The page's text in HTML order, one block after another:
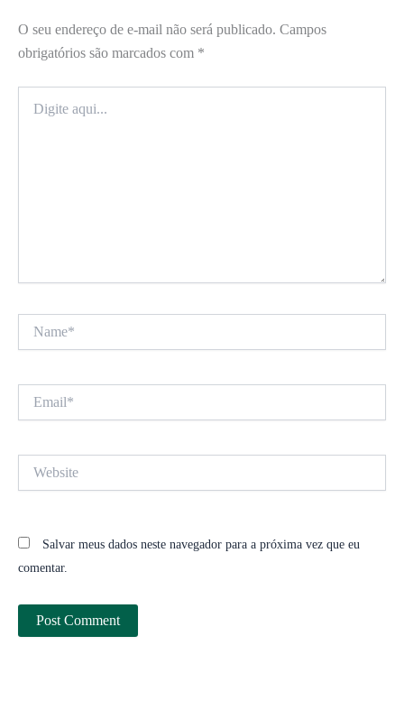
O seu endereço de e-mail não será publicado. Campos
obrigatórios são marcados com *
aqui...
Salvar meus dados neste navegador para a próxima vez que eu
comentar.